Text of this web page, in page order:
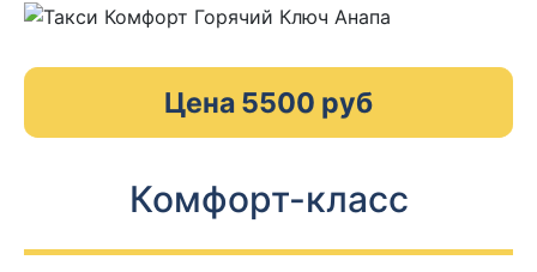
Цена 5500 руб
Комфорт-класс